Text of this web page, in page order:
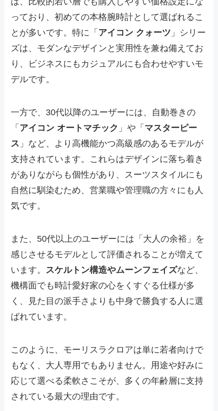
っており、初めての本格腕時計として選ばれるこ
とが多いです。特に「 アイコン クォーツ 」シリー
ズは、モダンなデザインと実用性を兼ね備えてお
り、ビジネスにもカジュアルにも合わせやすいモ
デルです。
一方で、30代以降のユーザーには、自動巻きの
「 アイコン オートマチック 」や「 マスターピー
ス 」など、より高機能かつ高級感のあるモデルが
支持されています。これらはデザインに落ち着き
がありながらも個性があり、スーツスタイルにも
自然に馴染むため、営業職や管理職の方々にも人
気です。
また、50代以上のユーザーには「大人の余裕」を
感じさせるモデルとして評価されることが増えて
います。 スケルトン構造やムーンフェイズなど、
機構面でも時計愛好家の心をくすぐる仕様が多
く、見た目の派手さよりも中身で勝負する人に選
ばれています。
このように、モーリスラクロアは単に若者向けで
もなく、大人専用でもありません。用途や好みに
応じて選べる柔軟さこそが、多くの年齢層に支持
されている最大の理由です。